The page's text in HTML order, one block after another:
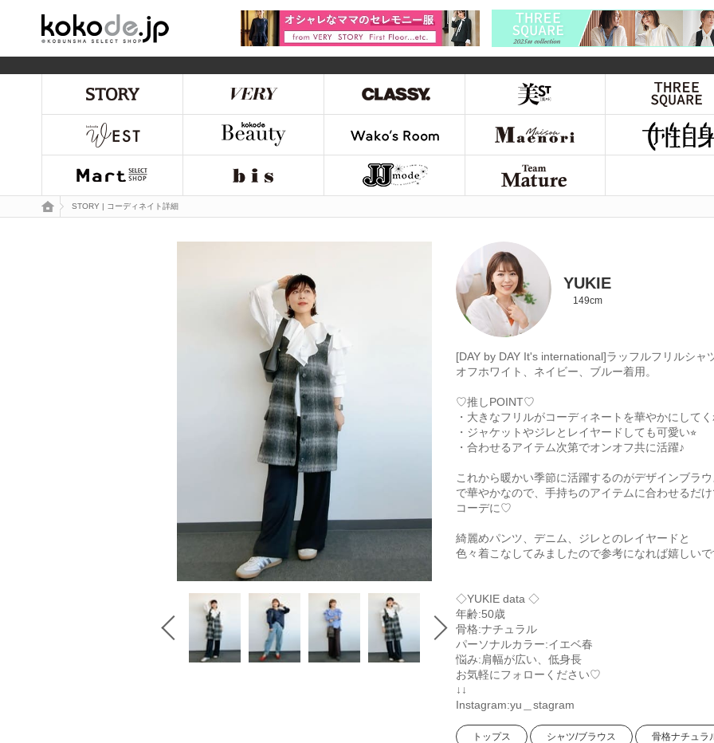
トップページ
STORY | コーディネイト詳細
YUKIE
149cm
[DAY by DAY It's international]ラッフルフリルシャ
オフホワイト、ネイビー、ブルー着用。
♡推しPOINT♡
・大きなフリルがコーディネートを華やかにして
・ジャケットやジレとレイヤードしても可愛い⭐︎
・合わせるアイテム次第でオンオフ共に活躍♪
これから暖かい季節に活躍するのがデザインブラ
で華やかなので、手持ちのアイテムに合わせるだ
コーデに♡
綺麗めパンツ、デニム、ジレとのレイヤードと
色々着こなしてみましたので参考になれば嬉しい
◇YUKIE data ◇
年齢:50歳
骨格:ナチュラル
パーソナルカラー:イエベ春
悩み:肩幅が広い、低身長
お気軽にフォローください♡
↓↓
Instagram:yu＿stagram
トップス シャツ/ブラウス 骨格ナチュラ